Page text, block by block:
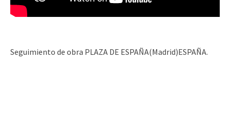
Seguimiento de obra PLAZA DE ESPAÑA(Madrid)ESPAÑA.